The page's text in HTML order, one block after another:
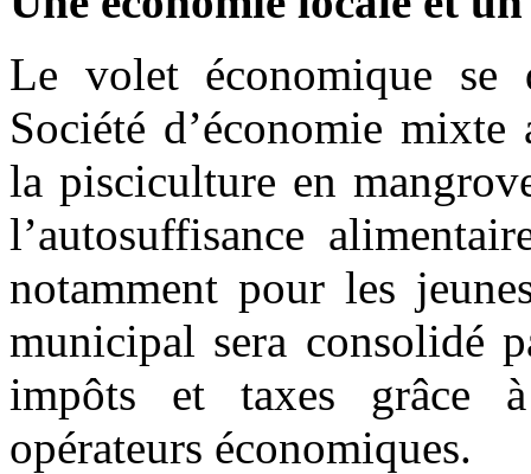
Le volet économique se
Société d’économie
la pisciculture en
l’autosuffisance
notamment pour les
municipal sera consolidé
impôts et taxes grâce
opérateurs économiques.